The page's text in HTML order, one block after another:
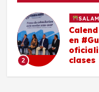
2
en
clases